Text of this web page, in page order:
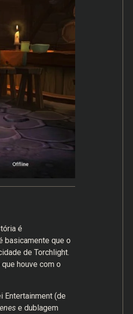
é
basicamente que o
de Torchlight.
houve com o
Entertainment (de
e dublagem